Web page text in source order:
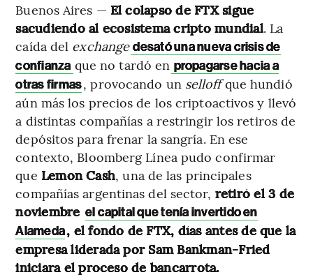
Buenos Aires — El colapso de FTX sigue
sacudiendo al ecosistema cripto mundial. La
caída del exchange desató una nueva crisis de
confianza que no tardó en propagarse hacia a
otras firmas, provocando un selloffque hundió
aún más los precios de los criptoactivos y llevó
a distintas compañías a restringir los retiros de
depósitos para frenar la sangría. En ese
contexto, Bloomberg Línea pudo confirmar
que Lemon Cash, una de las principales
compañías argentinas del sector, retiró el 3 de
noviembre el capital que tenía invertido en
Alameda, el fondo de FTX, días antes de que la
empresa liderada por Sam Bankman-Fried
iniciara el proceso de bancarrota.